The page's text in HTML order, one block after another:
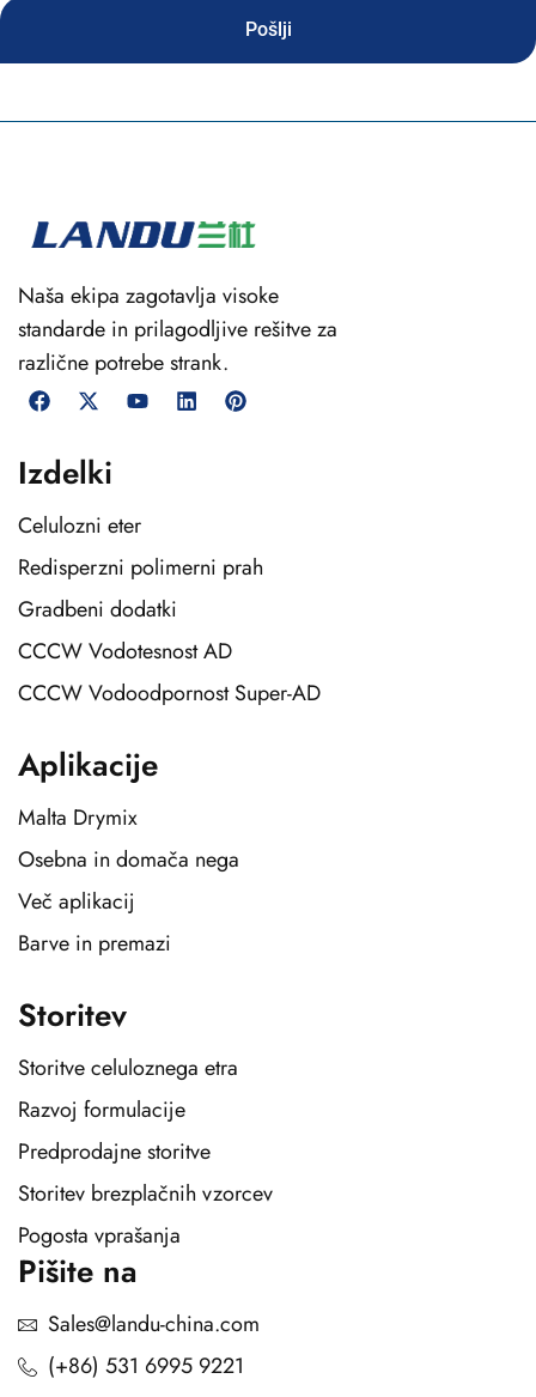
Pošlji
Naša ekipa zagotavlja visoke
standarde in prilagodljive rešitve za
različne potrebe strank.
Izdelki
Celulozni eter
Redisperzni polimerni prah
Gradbeni dodatki
CCCW Vodotesnost AD
CCCW Vodoodpornost Super-AD
Aplikacije
Malta Drymix
Osebna in domača nega
Več aplikacij
Barve in premazi
Storitev
Storitve celuloznega etra
Razvoj formulacije
Predprodajne storitve
Storitev brezplačnih vzorcev
Pogosta vprašanja
Pišite na
Sales@landu-china.com
(+86) 531 6995 9221